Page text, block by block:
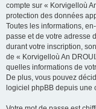
compte sur « Korvigelloù
protection des données
Toutes les informations,
passe et de votre adresse
durant votre inscription,
de « Korvigelloù An
quelles informations de
De plus, vous pouvez
logiciel phpBB depuis une